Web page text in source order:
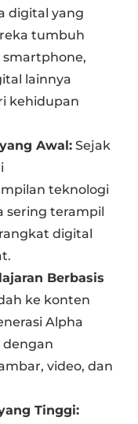
digital yang
tumbuh
lainnya
kehidupan
Awal: Sejak
teknologi
sering terampil
digital
Berbasis
ke konten
Alpha
dengan
video, dan
Tinggi: